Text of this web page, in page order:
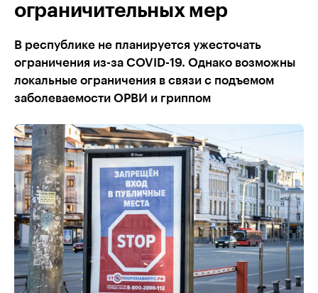
ограничительных мер
В республике не планируется ужесточать
ограничения из-за COVID-19. Однако возможны
локальные ограничения в связи с подъемом
заболеваемости ОРВИ и гриппом